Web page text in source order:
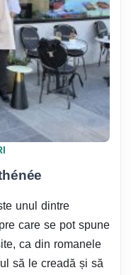
unul dintre
care se pot spune
ca din romanele
să le creadă și să